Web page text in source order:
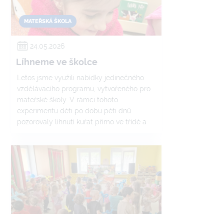
MATEŘSKÁ ŠKOLA
24.05.2026
Líhneme ve školce
Letos jsme využili nabídky jedinečného
vzdělávacího programu, vytvořeného pro
mateřské školy. V rámci tohoto
experimentu děti po dobu pěti dnů
pozorovaly líhnutí kuřat přímo ve třídě a
budou vzorně starat.